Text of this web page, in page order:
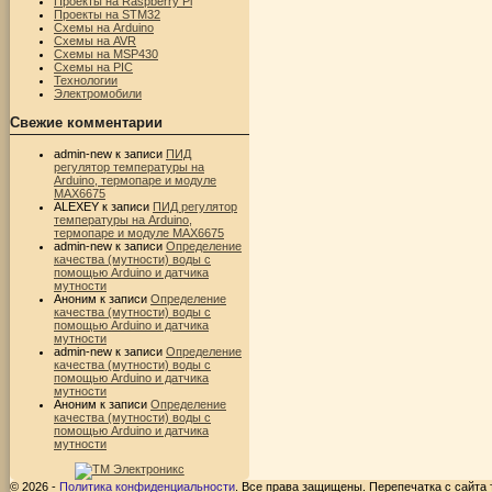
Проекты на STM32
Схемы на Arduino
Схемы на AVR
Схемы на MSP430
Схемы на PIC
Технологии
Электромобили
Свежие комментарии
admin-new к записи ПИД
регулятор температуры на
Arduino, термопаре и модуле
MAX6675
ALEXEY к записи ПИД регулятор
температуры на Arduino,
термопаре и модуле MAX6675
admin-new к записи Определение
качества (мутности) воды с
помощью Arduino и датчика
мутности
Аноним к записи Определение
качества (мутности) воды с
помощью Arduino и датчика
мутности
admin-new к записи Определение
качества (мутности) воды с
помощью Arduino и датчика
мутности
Аноним к записи Определение
качества (мутности) воды с
помощью Arduino и датчика
мутности
© 2026 - Политика конфиденциальности . Все права защищены. Перепечатка с